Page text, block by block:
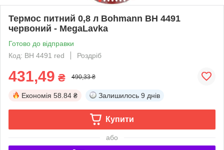
Термос питний 0,8 л Bohmann BH 4491
червоний - MegaLavka
Готово до відправки
Код: BH 4491 red
Роздріб
431,49 ₴ 490,33 ₴
Економія 58.84 ₴ Залишилось 9 днів
Купити
або